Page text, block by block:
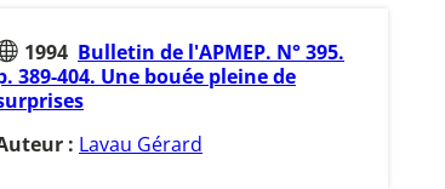
1994 Bulletin de l'APMEP. N° 395.
389-404. Une bouée pleine de
: Lavau Gérard